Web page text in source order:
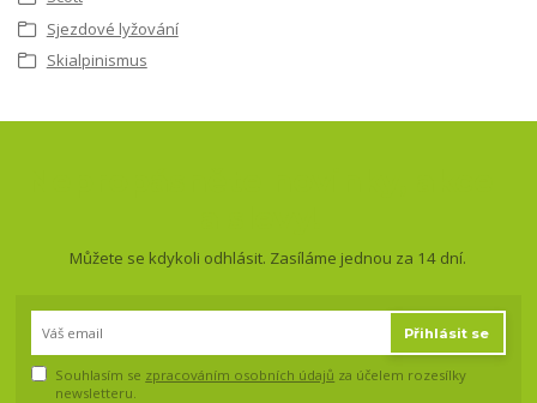
Sjezdové lyžování
Skialpinismus
Můžete se kdykoli odhlásit. Zasíláme jednou za 14 dní.
Přihlásit se
Souhlasím se zpracováním osobních údajů za účelem rozesílky
newsletteru.